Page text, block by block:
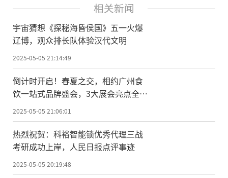
相关新闻
宇宙猜想《探秘海昏侯国》五一火爆
辽博，观众排长队体验汉代文明
2025-05-05 21:14:49
倒计时开启！春夏之交，相约广州食
饮一站式品牌盛会，3大展会亮点全曝
光！
2025-05-05 21:06:01
热烈祝贺：科裕智能锁优秀代理三战
考研成功上岸，人民日报点评事迹
2025-05-05 20:19:48